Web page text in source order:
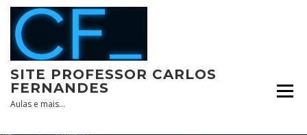
Skip
content
SITE PROFESSOR CARLOS
FERNANDES
Aulas e mais…